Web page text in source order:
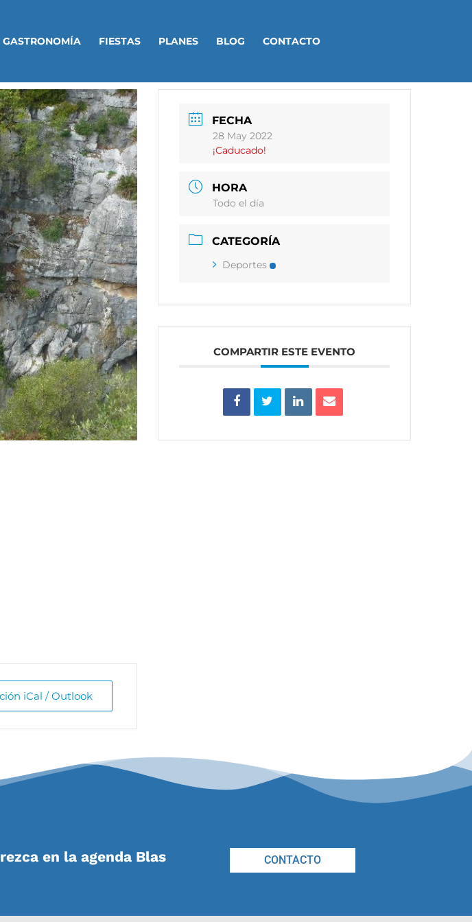
GASTRONOMÍA FIESTAS PLANES BLOG CONTACTO
iCal / Outlook
FECHA
28 May 2022
¡Caducado!
HORA
Todo el día
CATEGORÍA
Deportes
COMPARTIR ESTE EVENTO
en la agenda Blas
CONTACTO